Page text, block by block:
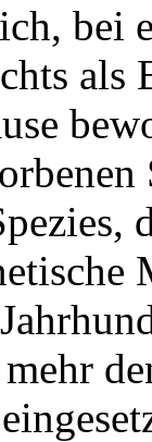
bei
als